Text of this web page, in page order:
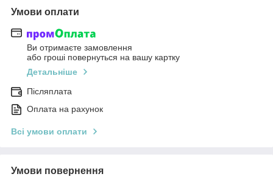
Умови оплати
Ви отримаєте замовлення
або гроші повернуться на вашу картку
Детальніше
Післяплата
Оплата на рахунок
Всі умови оплати
Умови повернення